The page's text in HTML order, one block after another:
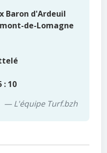
Baron d'Ardeuil
de-Lomagne
: 10
— L'équipe Turf.bzh